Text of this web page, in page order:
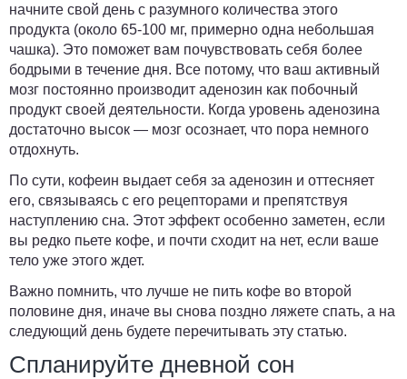
начните свой день с разумного количества этого
продукта (около 65-100 мг, примерно одна небольшая
чашка). Это поможет вам почувствовать себя более
бодрыми в течение дня. Все потому, что ваш активный
мозг постоянно производит аденозин как побочный
продукт своей деятельности. Когда уровень аденозина
достаточно высок — мозг осознает, что пора немного
отдохнуть.
По сути, кофеин выдает себя за аденозин и оттесняет
его, связываясь с его рецепторами и препятствуя
наступлению сна. Этот эффект особенно заметен, если
вы редко пьете кофе, и почти сходит на нет, если ваше
тело уже этого ждет.
Важно помнить, что лучше не пить кофе во второй
половине дня, иначе вы снова поздно ляжете спать, а на
следующий день будете перечитывать эту статью.
Спланируйте дневной сон